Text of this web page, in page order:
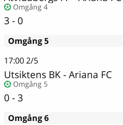
Omgång 4
3 - 0
Omgång 5
17:002/5
Utsiktens BK-Ariana FC
Omgång 5
0 - 3
Omgång 6